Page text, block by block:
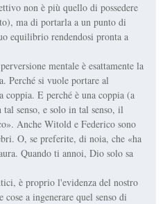
non è più quello di possedere
ma di portarla a un punto di
equilibrio rendendosi pronta a
mentale è esattamente la
Perché si vuole portare al
coppia. E perché è una coppia (a
senso, e solo in tal senso, il
Anche Witold e Federico sono
O, se preferite, di noia, che «ha
Quando ti annoi, Dio solo sa
è proprio l'evidenza del nostro
a ingenerare quel senso di